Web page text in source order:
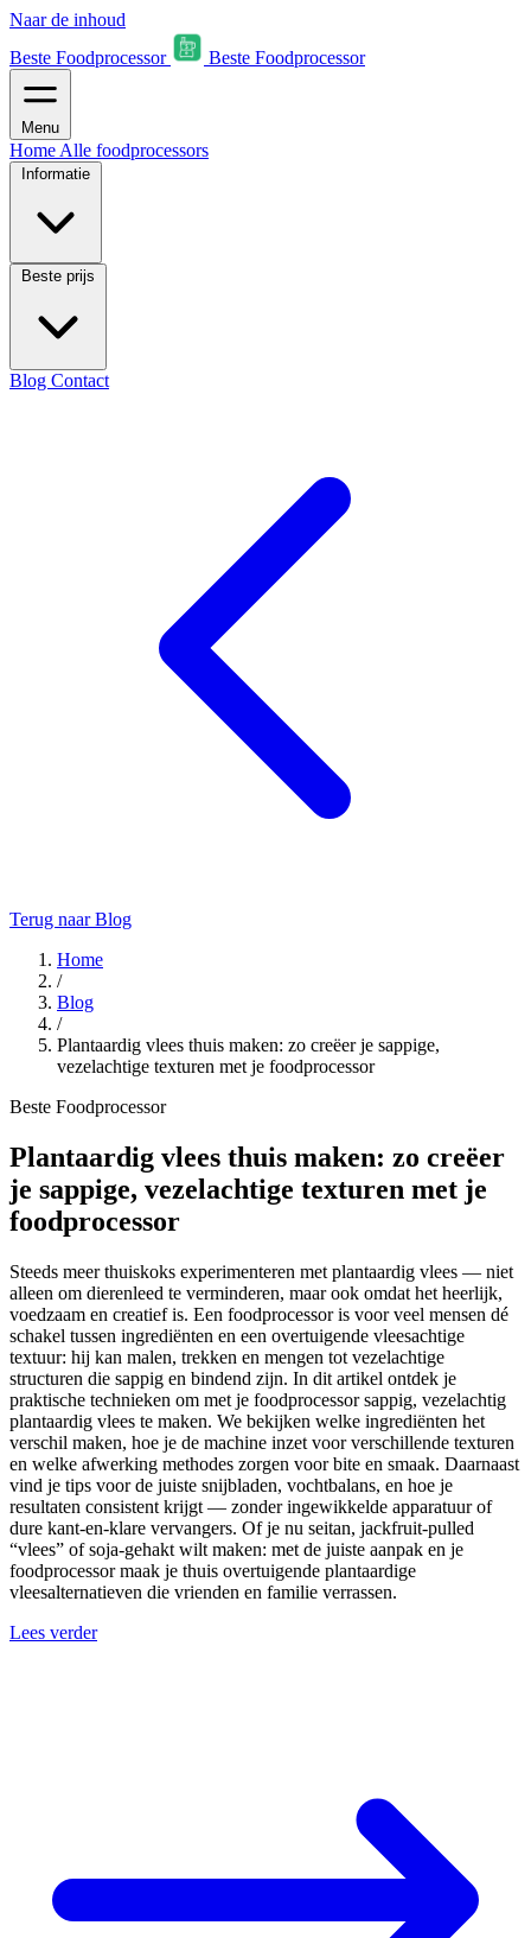
Naar de inhoud
Beste Foodprocessor
Beste Foodprocessor
Menu
Home Alle foodprocessors
Informatie
Beste prijs
Blog Contact
Terug naar Blog
Home
/
Blog
/
Plantaardig vlees thuis maken: zo creëer je sappige,
vezelachtige texturen met je foodprocessor
Beste Foodprocessor
Plantaardig vlees thuis maken: zo creëer
je sappige, vezelachtige texturen met je
foodprocessor
Steeds meer thuiskoks experimenteren met plantaardig vlees — niet
alleen om dierenleed te verminderen, maar ook omdat het heerlijk,
voedzaam en creatief is. Een foodprocessor is voor veel mensen dé
schakel tussen ingrediënten en een overtuigende vleesachtige
textuur: hij kan malen, trekken en mengen tot vezelachtige
structuren die sappig en bindend zijn. In dit artikel ontdek je
praktische technieken om met je foodprocessor sappig, vezelachtig
plantaardig vlees te maken. We bekijken welke ingrediënten het
verschil maken, hoe je de machine inzet voor verschillende texturen
en welke afwerking methodes zorgen voor bite en smaak. Daarnaast
vind je tips voor de juiste snijbladen, vochtbalans, en hoe je
resultaten consistent krijgt — zonder ingewikkelde apparatuur of
dure kant-en-klare vervangers. Of je nu seitan, jackfruit-pulled
“vlees” of soja-gehakt wilt maken: met de juiste aanpak en je
foodprocessor maak je thuis overtuigende plantaardige
vleesalternatieven die vrienden en familie verrassen.
Lees verder